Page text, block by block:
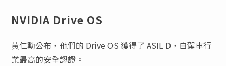
NVIDIA Drive OS
黃仁勳公布，他們的 Drive OS 獲得了 ASIL D，自駕車行
業最高的安全認證。